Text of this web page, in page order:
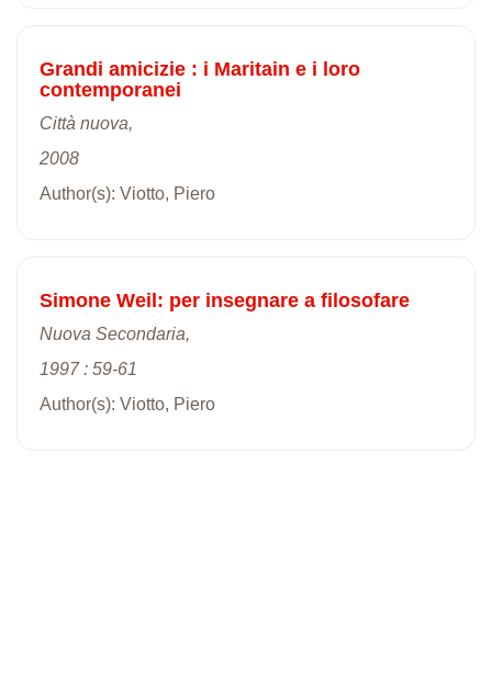
Grandi amicizie : i Maritain e i loro
contemporanei
Città nuova,
2008
Author(s): Viotto, Piero
Simone Weil: per insegnare a filosofare
Nuova Secondaria,
1997 : 59-61
Author(s): Viotto, Piero